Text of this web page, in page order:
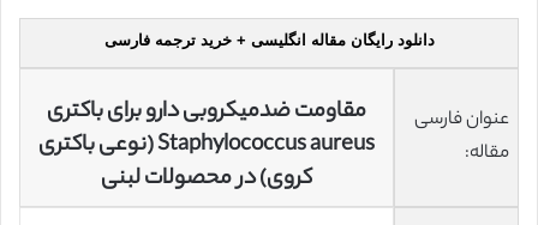
دانلود رایگان مقاله انگلیسی + خرید ترجمه فارسی
عنوان فارسی
مقاله:
مقاومت ضدمیکروبی دارو برای باکتری
Staphylococcus aureus (نوعی باکتری
کروی) در محصولات لبنی